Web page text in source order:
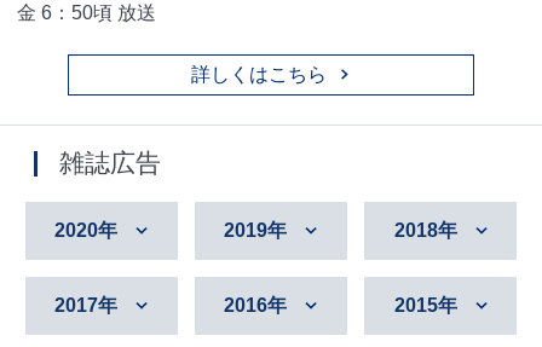
金 6：50頃 放送
詳しくはこちら
雑誌広告
2020年 2019年 2018年
2017年 2016年 2015年